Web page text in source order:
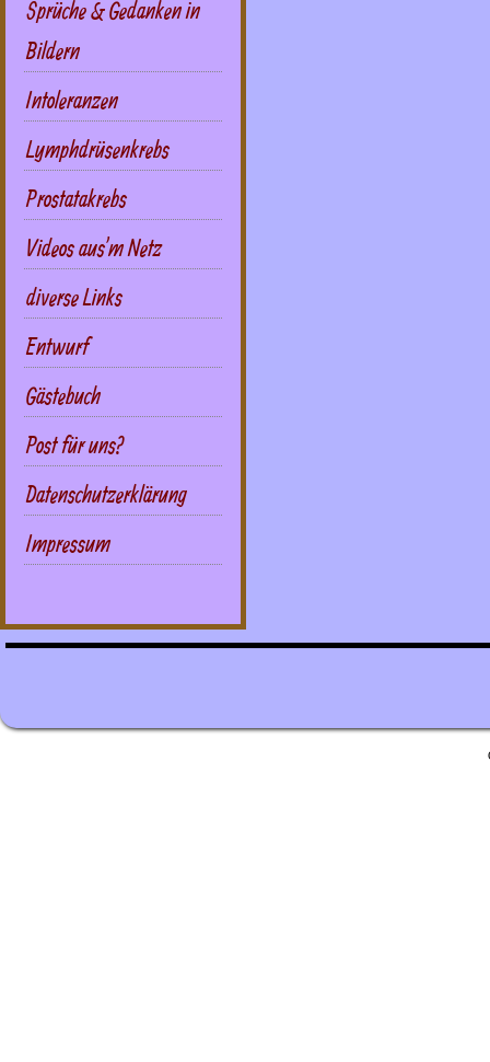
Sprüche & Gedanken in
Bildern
Intoleranzen
Lymphdrüsenkrebs
Prostatakrebs
Videos aus'm Netz
diverse Links
Entwurf
Gästebuch
Post für uns?
Datenschutzerklärung
Impressum